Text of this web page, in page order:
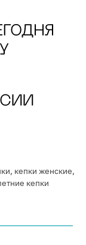
, кепки женские,
кепки